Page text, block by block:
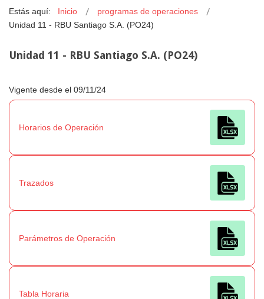
Estás aquí: Inicio
programas de operaciones
Unidad 11 - RBU Santiago S.A. (PO24)
Unidad 11 - RBU Santiago S.A. (PO24)
Vigente desde el 09/11/24
Horarios de Operación
Trazados
Parámetros de Operación
Tabla Horaria